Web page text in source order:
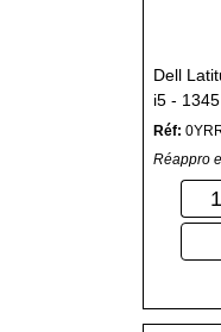
Dell
i5 -
RAM -
Réf:
Réappro